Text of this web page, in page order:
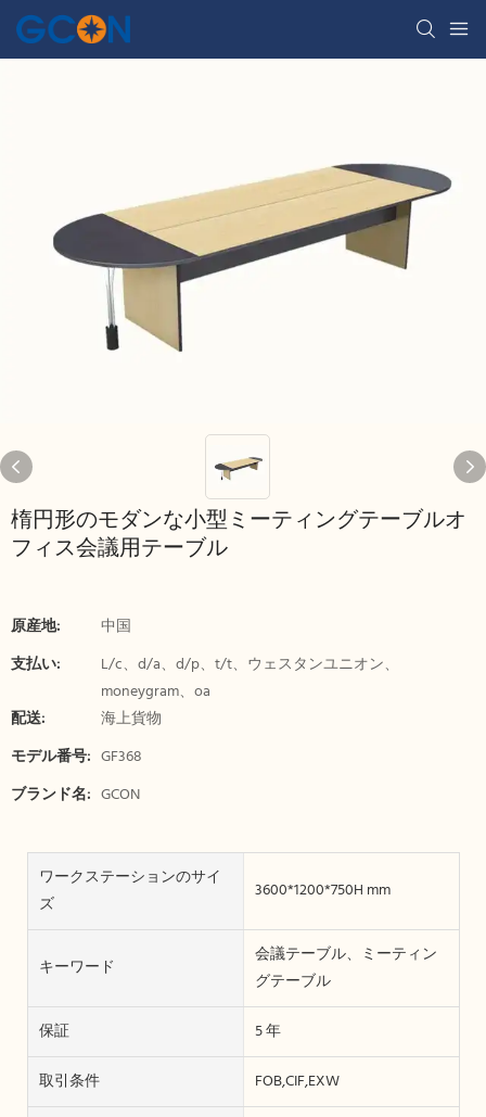
楕円形のモダンな小型ミーティングテーブルオ
フィス会議用テーブル
原産地:
中国
支払い:
L/c、d/a、d/p、t/t、ウェスタンユニオン、
moneygram、oa
配送:
海上貨物
モデル番号: GF368
ブランド名: GCON
ワークステーションのサイ
ズ
3600*1200*750H mm
キーワード
会議テーブル、ミーティン
グテーブル
保証
5 年
取引条件
FOB,CIF,EXW